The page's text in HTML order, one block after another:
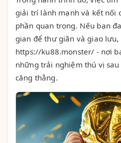
giải trí lành mạnh và kết nối
phần quan trọng. Nếu bạn
gian để thư giãn và giao
https://ku88.monster/ - nơi
những trải nghiệm thú vị
căng thẳng.